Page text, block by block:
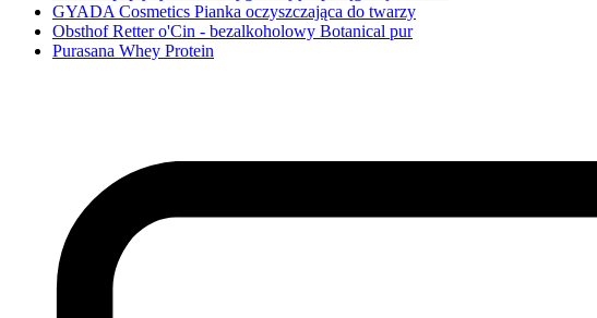
GYADA Cosmetics Pianka oczyszczająca do twarzy
Obsthof Retter o'Cin - bezalkoholowy Botanical pur
Purasana Whey Protein